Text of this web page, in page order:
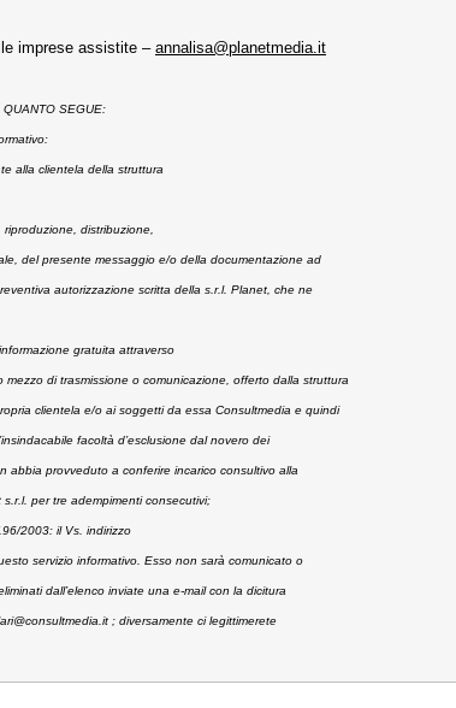
imprese assistite – annalisa@planetmedia.it
QUANTO SEGUE:
alla clientela della struttura
distribuzione,
del presente messaggio e/o della documentazione ad
autorizzazione scritta della s.r.l. Planet, che ne
gratuita attraverso
di trasmissione o comunicazione, offerto dalla struttura
clientela e/o ai soggetti da essa Consultmedia e quindi
facoltà d’esclusione dal novero dei
abbia provveduto a conferire incarico consultivo alla
per tre adempimenti consecutivi;
2003: il Vs. indirizzo
servizio informativo. Esso non sarà comunicato o
dall’elenco inviate una e-mail con la dicitura
; diversamente ci legittimerete